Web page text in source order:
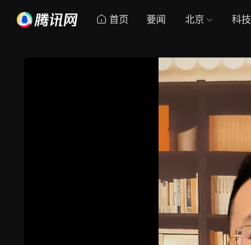
首页 要闻 北京 科技